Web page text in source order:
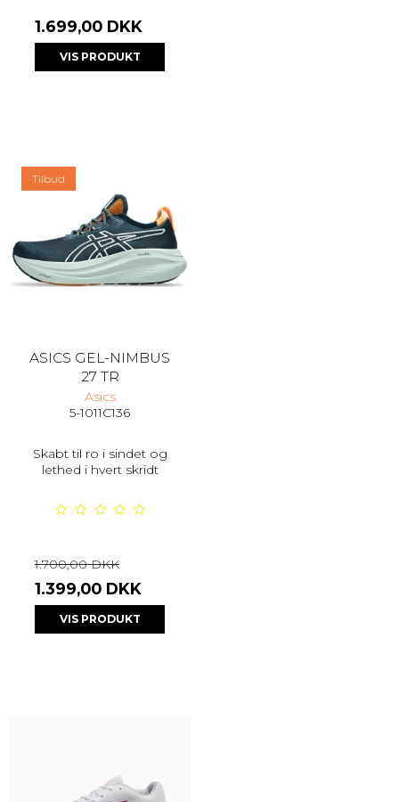
1.699,00 DKK
VIS PRODUKT
Tilbud
ASICS GEL-NIMBUS
27 TR
Asics
5-1011C136
Skabt til ro i sindet og
lethed i hvert skridt
1.700,00 DKK
1.399,00 DKK
VIS PRODUKT